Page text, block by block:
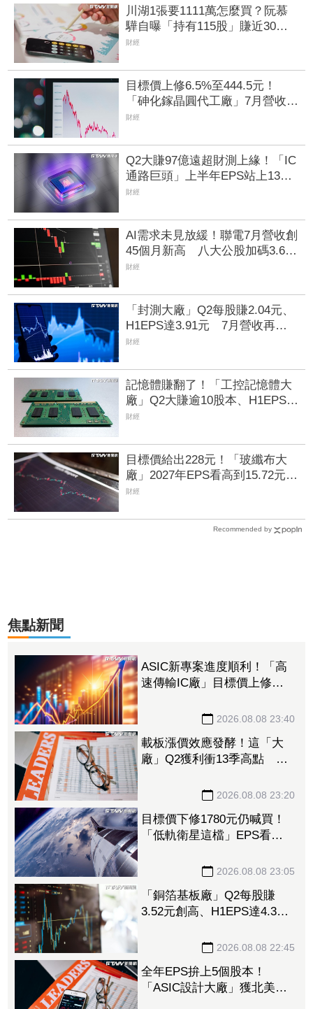
川湖1張要1111萬怎麼買？阮慕
驊自曝「持有115股」賺近30
萬 教戰小資族：報酬率不會變
財經
目標價上修6.5%至444.5元！
「砷化鎵晶圓代工廠」7月營收創
4年半新高 1.6T光通訊開始貢獻
財經
Q2大賺97億遠超財測上緣！「IC
通路巨頭」上半年EPS站上13
元 工業與AI應用需求持續復甦
財經
AI需求未見放緩！聯電7月營收創
45個月新高 八大公股加碼3.6千
張約4.2億元
財經
「封測大廠」Q2每股賺2.04元、
H1EPS達3.91元 7月營收再喜
迎年月雙增
財經
記憶體賺翻了！「工控記憶體大
廠」Q2大賺逾10股本、H1EPS達
166.45元 7月營收續旺再迎年月
財經
目標價給出228元！「玻纖布大
廠」2027年EPS看高到15.72元
電子材料放量＋轉投資挹注營收
財經
Recommended by
焦點新聞
ASIC新專案進度順利！「高
速傳輸IC廠」目標價上修至
2026.08.08 23:40
載板漲價效應發酵！這「大
廠」Q2獲利衝13季高點 再
2026.08.08 23:20
目標價下修1780元仍喊買！
「低軌衛星這檔」EPS看至
2026.08.08 23:05
「銅箔基板廠」Q2每股賺
3.52元創高、H1EPS達4.39
2026.08.08 22:45
全年EPS拚上5個股本！
「ASIC設計大廠」獲北美